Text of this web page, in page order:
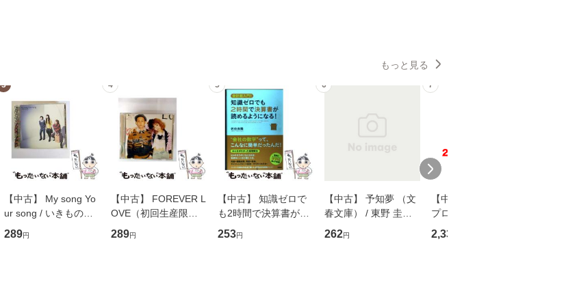
もっと見る
3
【中古】 My song Yo
ur song / いきものが
かり / [CD]【メール便
送料無料】
289円
4
【中古】 FOREVER L
OVE（初回生産限定
盤） / 清水翔太×加藤
ミリヤ / [CD]【メール
289円
5
【中古】 知識ゼロで
も2時間で決算書が読
めるようになる！ 会
計超入門！ / 佐伯 良
253円
6
【中古】 予知夢 （文
春文庫） / 東野 圭吾 /
文藝春秋 [文庫]【メー
ル便送料無料】
262円
7
【中古】 野ブタ。を
プロデュース [DVD-B
OX] / バップ [DVD]
【メール便送料無料】
2,335